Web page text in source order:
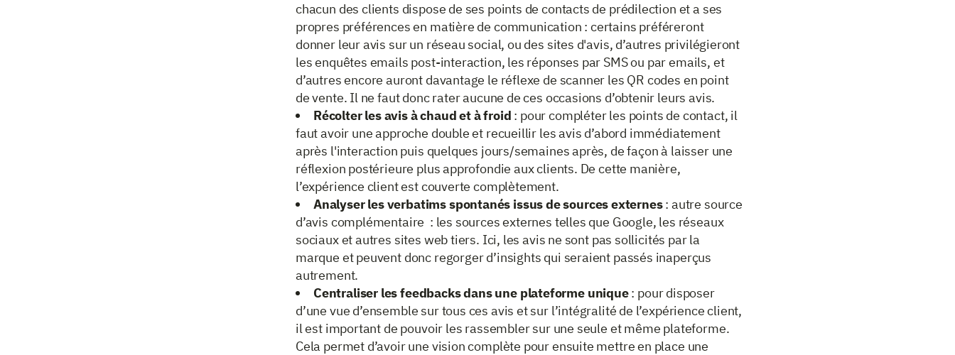
chacun des clients dispose de ses points de contacts de prédilection et a ses
propres préférences en matière de communication : certains préféreront
donner leur avis sur un réseau social, ou des sites d'avis, d’autres privilégieront
les enquêtes emails post-interaction, les réponses par SMS ou par emails, et
d’autres encore auront davantage le réflexe de scanner les QR codes en point
de vente. Il ne faut donc rater aucune de ces occasions d’obtenir leurs avis.
Récolter les avis à chaud et à froid : pour compléter les points de contact, il
faut avoir une approche double et recueillir les avis d’abord immédiatement
après l'interaction puis quelques jours/semaines après, de façon à laisser une
réflexion postérieure plus approfondie aux clients. De cette manière,
l’expérience client est couverte complètement.
Analyser les verbatims spontanés issus de sources externes: autre source
d’avis complémentaire : les sources externes telles que Google, les réseaux
sociaux et autres sites web tiers. Ici, les avis ne sont pas sollicités par la
marque et peuvent donc regorger d’insights qui seraient passés inaperçus
autrement.
Centraliser les feedbacks dans une plateforme unique: pour disposer
d’une vue d’ensemble sur tous ces avis et sur l’intégralité de l’expérience client,
il est important de pouvoir les rassembler sur une seule et même plateforme.
Cela permet d’avoir une vision complète pour ensuite mettre en place une